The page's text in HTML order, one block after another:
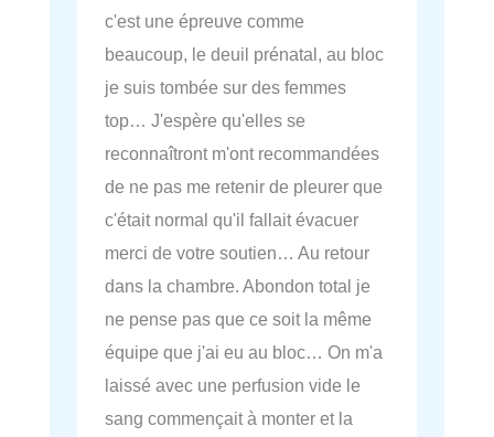
c'est une épreuve comme
beaucoup, le deuil prénatal, au bloc
je suis tombée sur des femmes
top… J'espère qu'elles se
reconnaîtront m'ont recommandées
de ne pas me retenir de pleurer que
c'était normal qu'il fallait évacuer
merci de votre soutien… Au retour
dans la chambre. Abondon total je
ne pense pas que ce soit la même
équipe que j'ai eu au bloc… On m'a
laissé avec une perfusion vide le
sang commençait à monter et la